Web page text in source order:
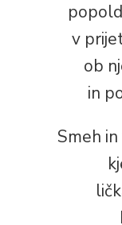
v
ob
in
Smeh